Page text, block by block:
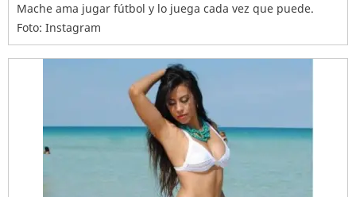
Mache ama jugar fútbol y lo juega cada vez que puede.
Foto: Instagram